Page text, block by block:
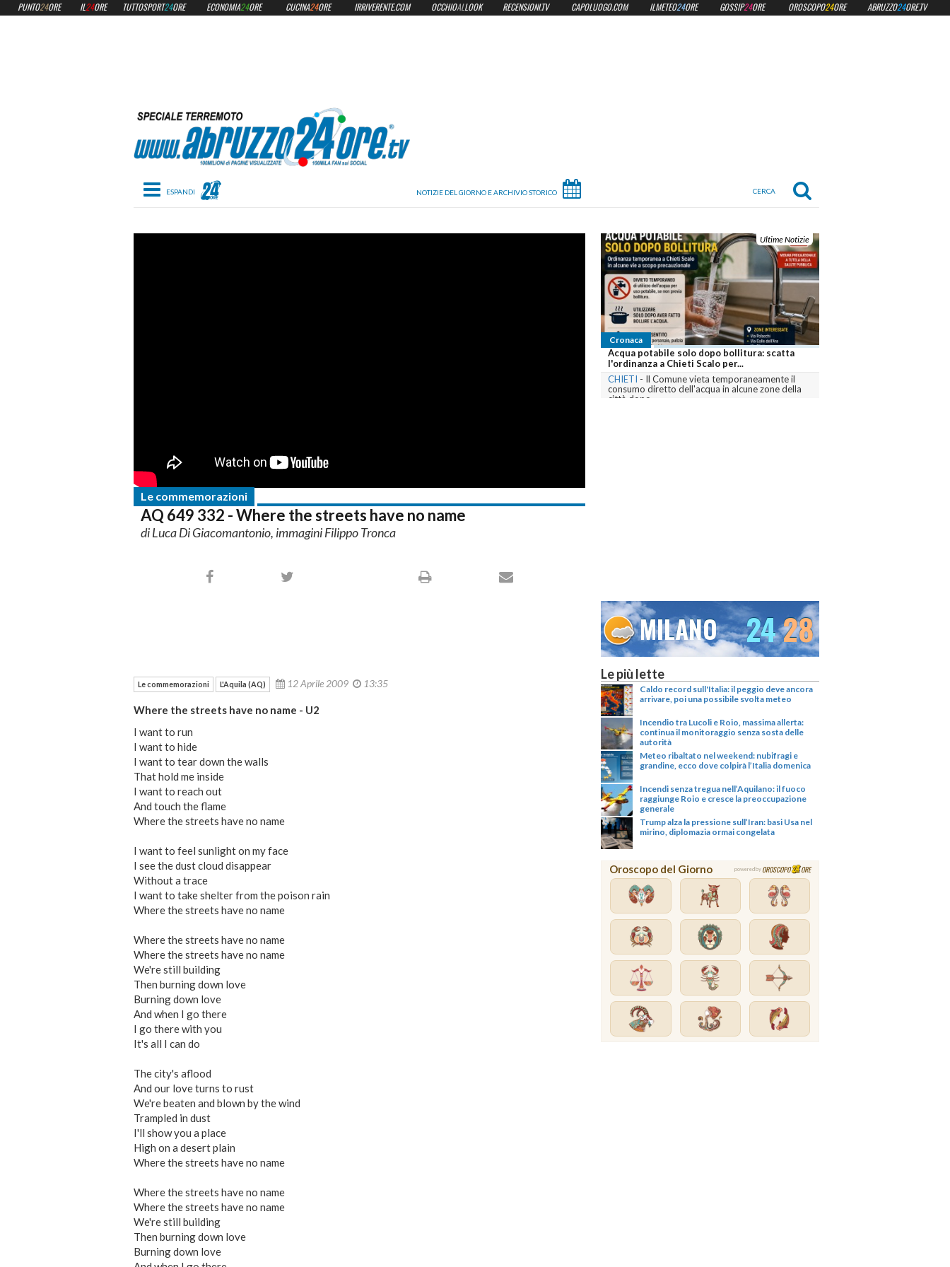
Toggle navigation
Le commemorazioni
AQ 649 332 - Where the streets have no name
di Luca Di Giacomantonio, immagini Filippo Tronca
Ultime Notizie
Acqua potabile solo dopo bollitura: scatta
Il Comune vieta temporaneamente il
consumo diretto dell'acqua in alcune zone della
Cronaca
Notte di paura a Pescara: diversi minorenni in
ospedale dopo un abuso di alcol
PESCARA-Intervento di ambulanze e polizia sul
lungomare nord dopo i malori accusati da
numerosi ragazzi...
28 VENEZIA 2331
Le commemorazioni L'Aquila (AQ) 12 Aprile 2009 13:35
Where the streets have no name - U2
I want to run
I want to hide
I want to tear down the walls
That hold me inside
I want to reach out
And touch the flame
Where the streets have no name
I want to feel sunlight on my face
I see the dust cloud disappear
Without a trace
I want to take shelter from the poison rain
Where the streets have no name
Where the streets have no name
Where the streets have no name
We're still building
Then burning down love
Burning down love
And when I go there
I go there with you
It's all I can do
The city's aflood
And our love turns to rust
We're beaten and blown by the wind
Trampled in dust
I'll show you a place
High on a desert plain
Where the streets have no name
Where the streets have no name
Where the streets have no name
We're still building
Then burning down love
Burning down love
Le più lette
Caldo record sull'Italia: il peggio deve ancora
arrivare, poi una possibile svolta meteo
Incendio tra Lucoli e Roio, massima allerta:
continua il monitoraggio senza sosta delle
autorità
Meteo ribaltato nel weekend: nubifragi e
grandine, ecco dove colpirà l’Italia domenica
Incendi senza tregua nell’Aquilano: il fuoco
raggiunge Roio e cresce la preoccupazione
generale
Trump alza la pressione sull’Iran: basi Usa nel
mirino, diplomazia ormai congelata
Oroscopo del Giorno powered by OROSCOPO ORE
PUNTO24ORE IL24ORE TUTTOSPORT24ORE ECONOMIA24ORE CUCINA24ORE IRRIVERENTE.COM OCCHIOALLOOK RECENSIONI.TV CAPOLUOGO.COM ILMETEO24ORE GOSSIP24ORE OROSCOPO24ORE ABRUZZO24ORE.TV